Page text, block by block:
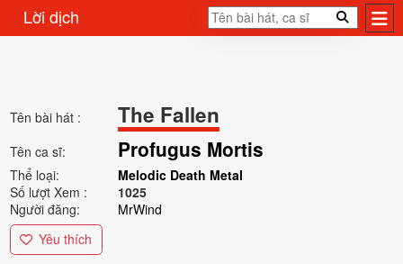
Lời dịch
Tên bài hát : The Fallen
Tên ca sĩ: Profugus Mortis
Thể loại:
Melodic Death Metal
Số lượt Xem :
1025
Người đăng:
MrWind
Yêu thích